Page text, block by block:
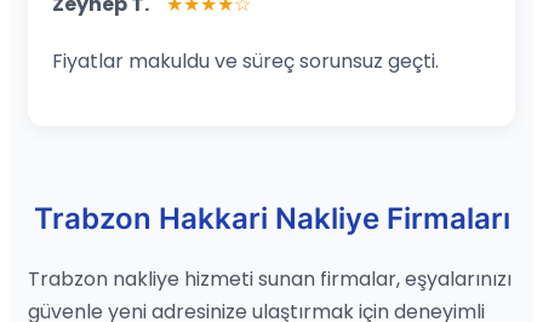
Fiyatlar makuldu ve süreç sorunsuz geçti.
Trabzon Hakkari Nakliye Firmaları
Trabzon nakliye hizmeti sunan firmalar, eşyalarınızı
güvenle yeni adresinize ulaştırmak için deneyimli